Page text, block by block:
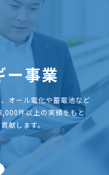
ー事業
オール電化や蓄電池など
件以上の実績をもと
献します。